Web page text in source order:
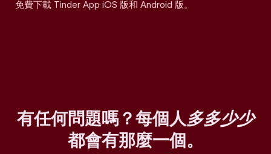
免費下載 Tinder App iOS 版和 Android 版。
有任何問題嗎？每個人多多少少
都會有那麼一個。